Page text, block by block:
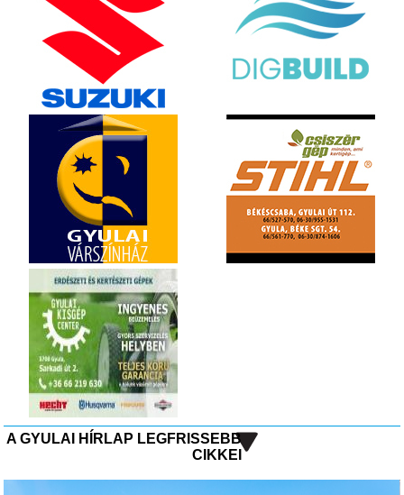
A GYULAI HÍRLAP LEGFRISSEBB
CIKKEI